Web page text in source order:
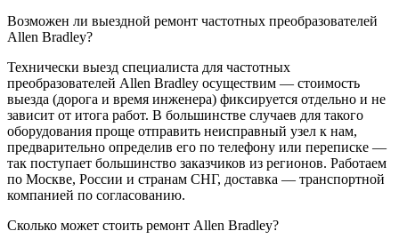
Возможен ли выездной ремонт частотных преобразователей
Allen Bradley?
Технически выезд специалиста для частотных
преобразователей Allen Bradley осуществим — стоимость
выезда (дорога и время инженера) фиксируется отдельно и не
зависит от итога работ. В большинстве случаев для такого
оборудования проще отправить неисправный узел к нам,
предварительно определив его по телефону или переписке —
так поступает большинство заказчиков из регионов. Работаем
по Москве, России и странам СНГ, доставка — транспортной
компанией по согласованию.
Сколько может стоить ремонт Allen Bradley?